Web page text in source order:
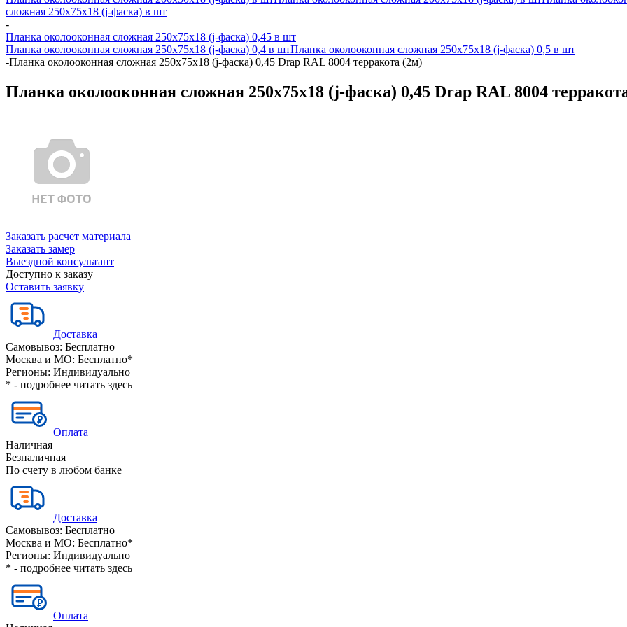
сложная 250х75х18 (j-фаска) в шт
-
Планка околооконная сложная 250х75х18 (j-фаска) 0,45 в шт
Планка околооконная сложная 250х75х18 (j-фаска) 0,4 в штПланка околооконная сложная 250х75х18 (j-фаска) 0,5 в шт
-Планка околооконная сложная 250х75х18 (j-фаска) 0,45 Drap RAL 8004 терракота (2м)
Планка околооконная сложная 250х75х18 (j-фаска) 0,45 Drap RAL 8004
Заказать расчет материала
Заказать замер
Выездной консультант
Доступно к заказу
Оставить заявку
Доставка
Самовывоз: Бесплатно
Москва и МО: Бесплатно*
Регионы: Индивидуально
* - подробнее читать здесь
Оплата
Наличная
Безналичная
По счету в любом банке
Доставка
Самовывоз: Бесплатно
Москва и МО: Бесплатно*
Регионы: Индивидуально
* - подробнее читать здесь
Оплата